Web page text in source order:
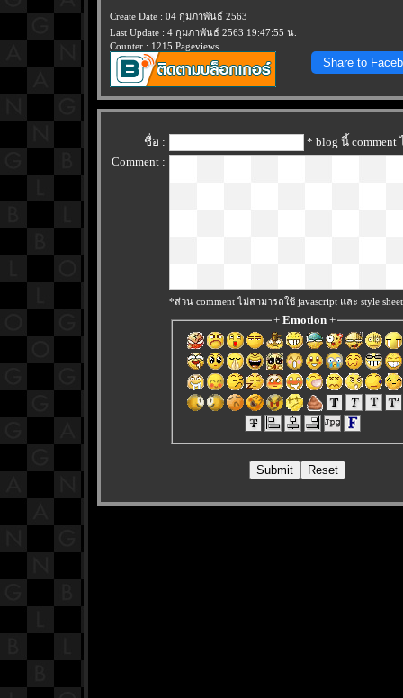
Create Date : 04 กุมภาพันธ์ 2563
Last Update : 4 กุมภาพันธ์ 2563 19:47:55 น.
Counter : 1215 Pageviews.
Share to
ชื่อ :
* blog นี้
Comment :
*ส่วน comment ไม่สามารถใช้ javascript และ style sheet
+ Emotion+